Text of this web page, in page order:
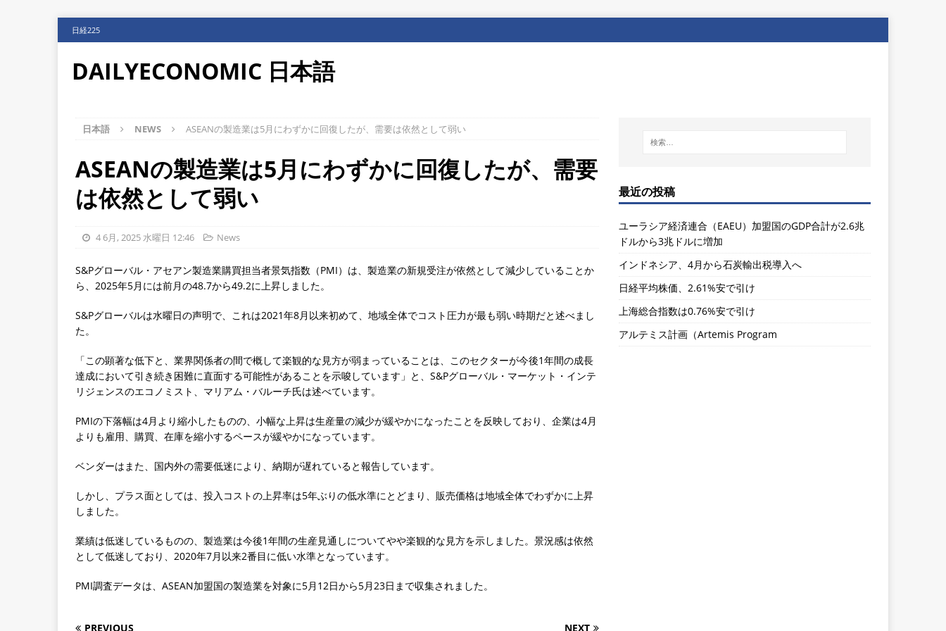
日経225
DAILYECONOMIC 日本語
日本語 NEWS ASEANの製造業は5月にわずかに回復したが、需要は依然として弱い
ASEANの製造業は5月にわずかに回復したが、需要
は依然として弱い
4 6月, 2025 水曜日 12:46 News
S&Pグローバル・アセアン製造業購買担当者景気指数（PMI）は、製造業の新規受注が依然として減少していることか
ら、2025年5月には前月の48.7から49.2に上昇しました。
S&Pグローバルは水曜日の声明で、これは2021年8月以来初めて、地域全体でコスト圧力が最も弱い時期だと述べまし
た。
「この顕著な低下と、業界関係者の間で概して楽観的な見方が弱まっていることは、このセクターが今後1年間の成長
達成において引き続き困難に直面する可能性があることを示唆しています」と、S&Pグローバル・マーケット・インテ
リジェンスのエコノミスト、マリアム・バルーチ氏は述べています。
PMIの下落幅は4月より縮小したものの、小幅な上昇は生産量の減少が緩やかになったことを反映しており、企業は4月
よりも雇用、購買、在庫を縮小するペースが緩やかになっています。
ベンダーはまた、国内外の需要低迷により、納期が遅れていると報告しています。
しかし、プラス面としては、投入コストの上昇率は5年ぶりの低水準にとどまり、販売価格は地域全体でわずかに上昇
しました。
業績は低迷しているものの、製造業は今後1年間の生産見通しについてやや楽観的な見方を示しました。景況感は依然
として低迷しており、2020年7月以来2番目に低い水準となっています。
PMI調査データは、ASEAN加盟国の製造業を対象に5月12日から5月23日まで収集されました。
PREVIOUS NEXT
最近の投稿
ユーラシア経済連合（EAEU）加盟国のGDP合計が2.6兆
ドルから3兆ドルに増加
インドネシア、4月から石炭輸出税導入へ
日経平均株価、2.61%安で引け
上海総合指数は0.76%安で引け
アルテミス計画（Artemis Program